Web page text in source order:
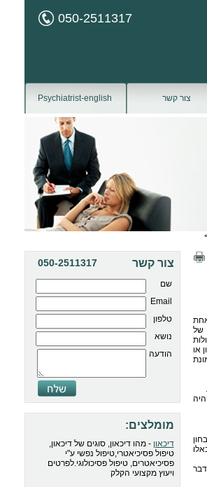
050-2511317
צור קשר Psychiatrist-english
של
או
050-2511317 צור קשר
שם
Email
טלפון
נושא
הודעה
מומלצים:
דיכאון - מהו דיכאון, סוגים של דיכאון,
טיפול פסיכיאטרי,טיפול נפשי ע"י
פסיכיאטרים, טיפול פסיכולוגי.לפרטים
ויעוץ מקצועי הקלק